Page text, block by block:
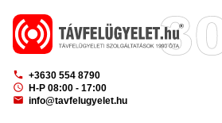
phone +3630 554 8790
schedule
H-P 08:00 - 17:00
mail info@tavfelugyelet.hu